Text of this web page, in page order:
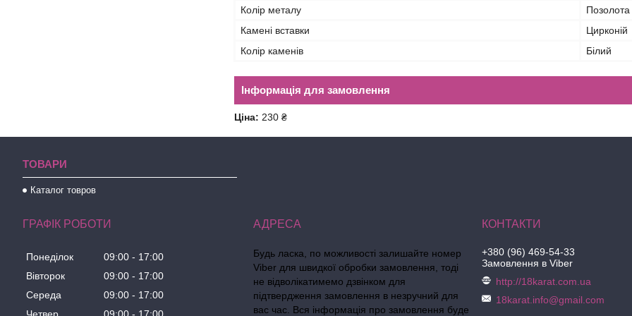
Колір металу
Камені вставки
Цирконій
Колір каменів
Білий
Інформація для замовлення
Ціна: 230 ₴
ТОВАРИ
Каталог товров
ГРАФІК РОБОТИ
Понеділок 09:00
17:00
Вівторок
09:00
17:00
Середа
09:00
17:00
Четвер
09:00 17:00
Будь ласка, по можливості залишайте номер
Viber для швидкої обробки замовлення, тоді
не відволікатимемо дзвінком для
підтвердження замовлення в незручний для
вас час. Вся інформація про замовлення буде
+380 (96) 469-54-33
Замовлення в Viber
http://18karat.com.ua
18karat.info@gmail.com